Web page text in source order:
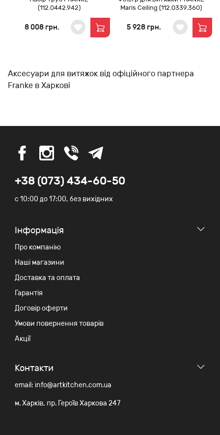
(112.0442.942)
8 008 грн.
Maris Ceiling (112.0339.360)
5 928 грн.
Аксесуари для витяжок від офіційного партнера
Franke в Харкові
+38 (073) 434-60-50
c 10:00 до 17:00, без вихідних
Iнформація
Про компанію
Наші магазини
Доставка та оплата
Гарантія
Договір оферти
Умови повернення товарів
Акції
Контакти
email: info@artkitchen.com.ua
м. Харків, пр. Героїв Харкова 247